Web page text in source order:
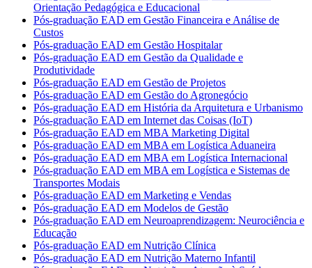
Orientação Pedagógica e Educacional
Pós-graduação EAD em Gestão Financeira e Análise de
Custos
Pós-graduação EAD em Gestão Hospitalar
Pós-graduação EAD em Gestão da Qualidade e
Produtividade
Pós-graduação EAD em Gestão de Projetos
Pós-graduação EAD em Gestão do Agronegócio
Pós-graduação EAD em História da Arquitetura e Urbanismo
Pós-graduação EAD em Internet das Coisas (IoT)
Pós-graduação EAD em MBA Marketing Digital
Pós-graduação EAD em MBA em Logística Aduaneira
Pós-graduação EAD em MBA em Logística Internacional
Pós-graduação EAD em MBA em Logística e Sistemas de
Transportes Modais
Pós-graduação EAD em Marketing e Vendas
Pós-graduação EAD em Modelos de Gestão
Pós-graduação EAD em Neuroaprendizagem: Neurociência e
Educação
Pós-graduação EAD em Nutrição Clínica
Pós-graduação EAD em Nutrição Materno Infantil